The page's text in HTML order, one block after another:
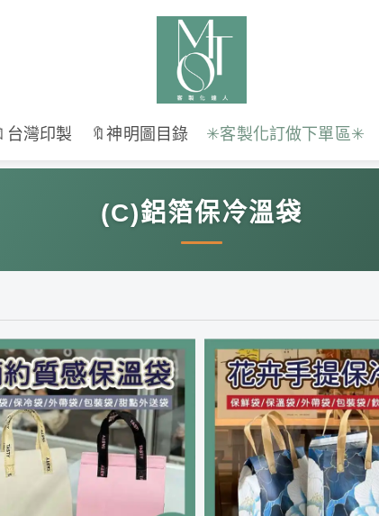
台灣印製 🔖神明圖目錄 ✳︎客製化訂做下單區✳︎
(C)鋁箔保冷溫袋